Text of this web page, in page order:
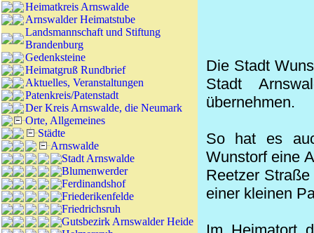
Heimatkreis Arnswalde
Arnswalder Heimatstube
Landsmannschaft und Stiftung
Brandenburg
Gedenksteine
Heimatgruß Rundbrief
Aktuelles, Veranstaltungen
Patenkreis/Patenstadt
Der Kreis Arnswalde, die Neumark
Orte, Allgemeines
Städte
Arnswalde
Stadt Arnswalde
Blumenwerder
Ferdinandshof
Friederikenfelde
Friedrichsruh
Gutsbezirk Arnswalder Heide
Die Stadt
Stadt
übernehmen.
So hat es
Wunstorf eine
Reetzer
einer kleinen